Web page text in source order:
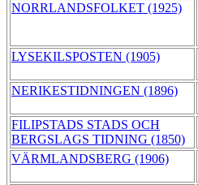
NORRLANDSFOLKET (1925)
LYSEKILSPOSTEN (1905)
NERIKESTIDNINGEN (1896)
FILIPSTADS STADS OCH
BERGSLAGS TIDNING (1850)
VÄRMLANDSBERG (1906)